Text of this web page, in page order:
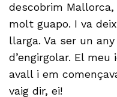
descobrim
molt guapo. I va
llarga. Va ser un
d’engirgolar. El meu
avall i em
vaig dir, ei!